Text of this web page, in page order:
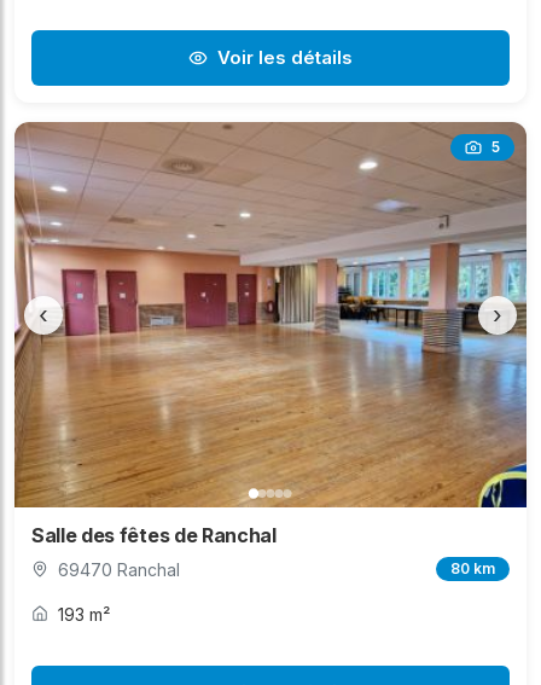
Voir les détails
5
‹ ›
Salle des fêtes de Ranchal
69470 Ranchal 80 km
193 m²